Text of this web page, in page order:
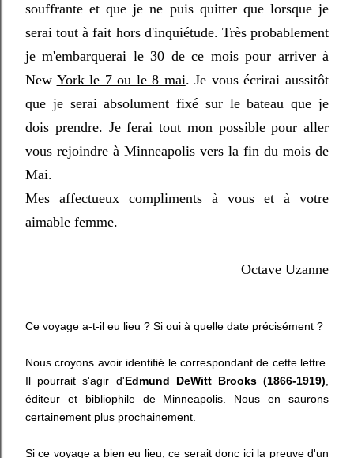
souffrante et que je ne puis quitter que lorsque je
serai tout à fait hors d'inquiétude. Très probablement
je m'embarquerai le 30 de ce mois pour arriver à
New York le 7 ou le 8 mai. Je vous écrirai aussitôt
que je serai absolument fixé sur le bateau que je
dois prendre. Je ferai tout mon possible pour aller
vous rejoindre à Minneapolis vers la fin du mois de
Mai.
Mes affectueux compliments à vous et à votre
aimable femme.
Octave Uzanne
Ce voyage a-t-il eu lieu ? Si oui à quelle date précisément ?
Nous croyons avoir identifié le correspondant de cette lettre.
Il pourrait s'agir d'Edmund DeWitt Brooks (1866-1919)
éditeur et bibliophile de Minneapolis. Nous en saurons
certainement plus prochainement.
Si ce voyage a bien eu lieu, ce serait donc ici la preuve d'un